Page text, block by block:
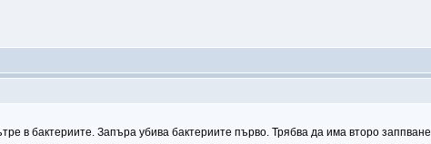
в бактериите. Запъра убива бактериите първо. Трябва да има второ